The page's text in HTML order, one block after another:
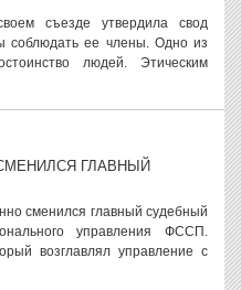
съезде утвердила свод
соблюдать ее члены. Одно из
людей. Этическим
ГЛАВНЫЙ
сменился главный судебный
управления ФССП.
возглавлял управление с